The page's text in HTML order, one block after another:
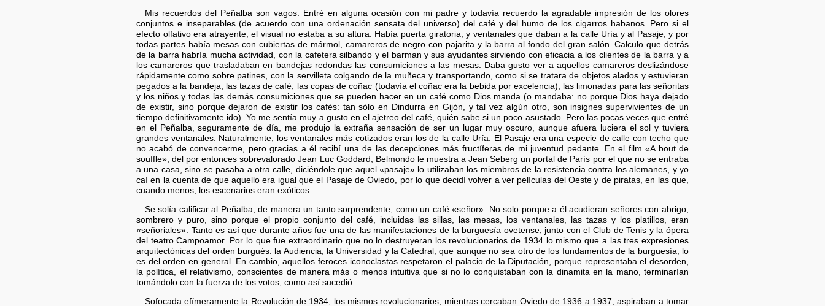
Mis recuerdos del Peñalba son vagos. Entré en alguna ocasión con mi padre y todavía recuerdo la agradable impresión de los olores
conjuntos e inseparables (de acuerdo con una ordenación sensata del universo) del café y del humo de los cigarros habanos. Pero si el
efecto olfativo era atrayente, el visual no estaba a su altura. Había puerta giratoria, y ventanales que daban a la calle Uría y al Pasaje, y por
todas partes había mesas con cubiertas de mármol, camareros de negro con pajarita y la barra al fondo del gran salón. Calculo que detrás
de la barra habría mucha actividad, con la cafetera silbando y el barman y sus ayudantes sirviendo con eficacia a los clientes de la barra y a
los camareros que trasladaban en bandejas redondas las consumiciones a las mesas. Daba gusto ver a aquellos camareros deslizándose
rápidamente como sobre patines, con la servilleta colgando de la muñeca y transportando, como si se tratara de objetos alados y estuvieran
pegados a la bandeja, las tazas de café, las copas de coñac (todavía el coñac era la bebida por excelencia), las limonadas para las señoritas
y los niños y todas las demás consumiciones que se pueden hacer en un café como Dios manda (o mandaba: no porque Dios haya dejado
de existir, sino porque dejaron de existir los cafés: tan sólo en Dindurra en Gijón, y tal vez algún otro, son insignes supervivientes de un
tiempo definitivamente ido). Yo me sentía muy a gusto en el ajetreo del café, quién sabe si un poco asustado. Pero las pocas veces que entré
en el Peñalba, seguramente de día, me produjo la extraña sensación de ser un lugar muy oscuro, aunque afuera luciera el sol y tuviera
grandes ventanales. Naturalmente, los ventanales más cotizados eran los de la calle Uría. El Pasaje era una especie de calle con techo que
no acabó de convencerme, pero gracias a él recibí una de las decepciones más fructíferas de mi juventud pedante. En el film «A bout de
souffle», del por entonces sobrevalorado Jean Luc Goddard, Belmondo le muestra a Jean Seberg un portal de París por el que no se entraba
a una casa, sino se pasaba a otra calle, diciéndole que aquel «pasaje» lo utilizaban los miembros de la resistencia contra los alemanes, y yo
caí en la cuenta de que aquello era igual que el Pasaje de Oviedo, por lo que decidí volver a ver películas del Oeste y de piratas, en las que,
cuando menos, los escenarios eran exóticos.
Se solía calificar al Peñalba, de manera un tanto sorprendente, como un café «señor». No solo porque a él acudieran señores con abrigo,
sombrero y puro, sino porque el propio conjunto del café, incluidas las sillas, las mesas, los ventanales, las tazas y los platillos, eran
«señoriales». Tanto es así que durante años fue una de las manifestaciones de la burguesía ovetense, junto con el Club de Tenis y la ópera
del teatro Campoamor. Por lo que fue extraordinario que no lo destruyeran los revolucionarios de 1934 lo mismo que a las tres expresiones
arquitectónicas del orden burgués: la Audiencia, la Universidad y la Catedral, que aunque no sea otro de los fundamentos de la burguesía, lo
es del orden en general. En cambio, aquellos feroces iconoclastas respetaron el palacio de la Diputación, porque representaba el desorden,
la política, el relativismo, conscientes de manera más o menos intuitiva que si no lo conquistaban con la dinamita en la mano, terminarían
tomándolo con la fuerza de los votos, como así sucedió.
Sofocada efímeramente la Revolución de 1934, los mismos revolucionarios, mientras cercaban Oviedo de 1936 a 1937, aspiraban a tomar